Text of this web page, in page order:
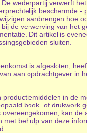
wederpartij verwerft
beschermde
aanbrengen hoe
de verwerving van het
Dit artikel is
sluiten.
is afgesloten,
aan opdrachtgever in
in de
boek- of drukwerk
kan
met behulp van deze